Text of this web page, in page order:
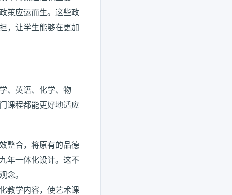
策应运而生。这些政
，让学生能够在更加
、英语、化学、物
课程都能更好地适应
整合，将原有的品德
年一体化设计。这不
念。
教学内容，使艺术课